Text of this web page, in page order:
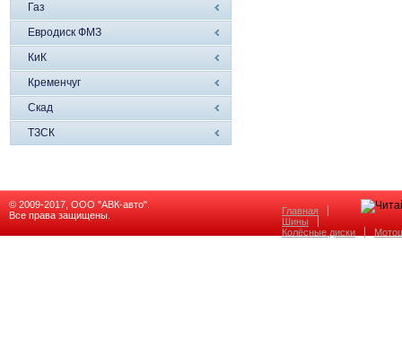
Газ
Евродиск ФМЗ
КиК
Кременчуг
Скад
ТЗСК
© 2009-2017, ООО "АВК-авто".
Все права защищены.
Главная
Шины
Колёсные диски